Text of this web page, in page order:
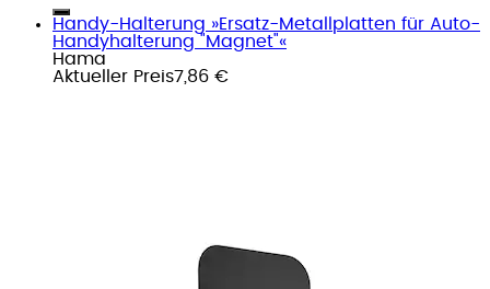
Handy-Halterung »Ersatz-Metallplatten für Auto-
Handyhalterung "Magnet"«
Hama
Aktueller Preis7,86 €